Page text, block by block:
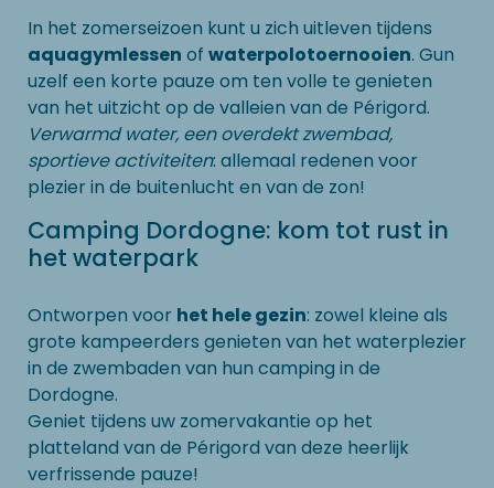
In het zomerseizoen kunt u zich uitleven tijdens
aquagymlessen of waterpolotoernooien. Gun
uzelf een korte pauze om ten volle te genieten
van het uitzicht op de valleien van de Périgord.
Verwarmd water, een overdekt zwembad,
sportieve activiteiten: allemaal redenen voor
plezier in de buitenlucht en van de zon!
Camping Dordogne: kom tot rust in
het waterpark
Ontworpen voor het hele gezin: zowel kleine als
grote kampeerders genieten van het waterplezier
in de zwembaden van hun camping in de
Dordogne.
Geniet tijdens uw zomervakantie op het
platteland van de Périgord van deze heerlijk
verfrissende pauze!